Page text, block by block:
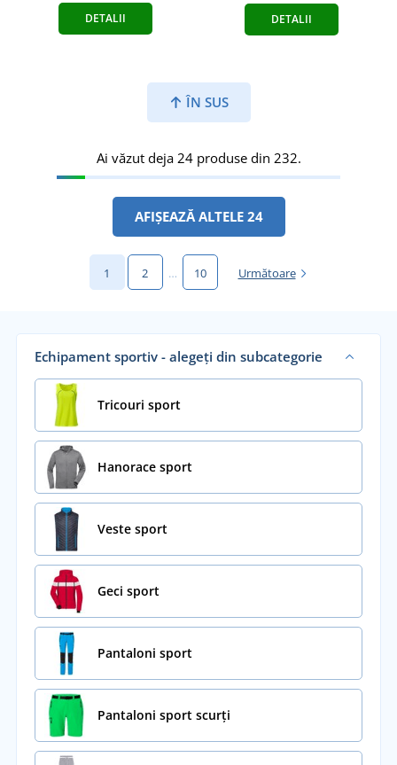
DETALII DETALII
ÎN SUS
Ai văzut deja 24 produse din 232.
AFIȘEAZĂ ALTELE 24
1 2 … 10 Următoare
Echipament sportiv - alegeți din subcategorie
Tricouri sport
Hanorace sport
Veste sport
Geci sport
Pantaloni sport
Pantaloni sport scurți